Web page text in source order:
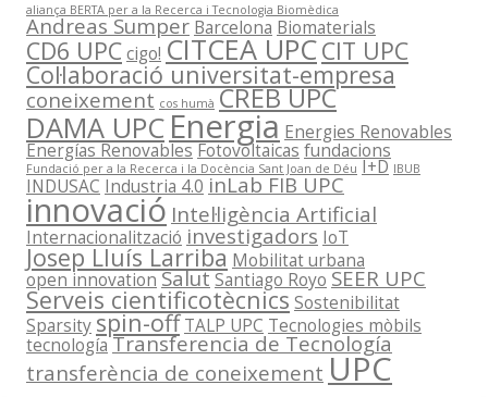
aliança BERTA per a la Recerca i Tecnologia Biomèdica
Andreas Sumper Barcelona Biomaterials
CD6 UPCcigo! CITCEA UPCCIT UPC
Col·laboració universitat-empresa
coneixement cos humà CREB UPC
DAMA UPC Energia Energies Renovables
Energías RenovablesFotovoltaicas fundacions
Fundació per a la Recerca i la Docència Sant Joan de Déu I+D IBUB
INDUSAC Industria 4.0 inLab FIB UPC
innovació Intel·ligència Artificial
Internacionalització investigadors IoT
Josep Lluís Larriba Mobilitat urbana
open innovation SalutSantiago Royo SEER UPC
Serveis cientificotècnics Sostenibilitat
Sparsityspin-off TALP UPC Tecnologies mòbils
tecnología Transferencia de Tecnología
transferència de coneixement UPC